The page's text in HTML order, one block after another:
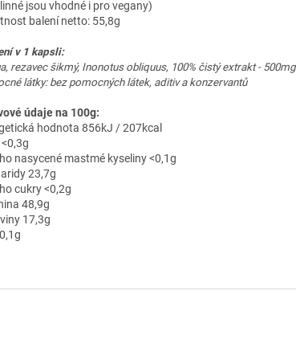
jsou vhodné i pro vegany)
balení netto: 55,8g
v 1 kapsli:
rezavec šikmý, Inonotus obliquus, 100% čistý extrakt - 500mg
látky: bez pomocných látek, aditiv a konzervantů
údaje na 100g:
hodnota 856kJ / 207kcal
nasycené mastmé kyseliny <0,1g
23,7g
cukry <0,2g
48,9g
17,3g